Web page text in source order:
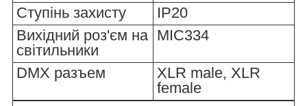
Ступінь захисту
IP20
Вихідний роз'єм на
світильники
MIC334
DMX разъем
XLR male, XLR
female